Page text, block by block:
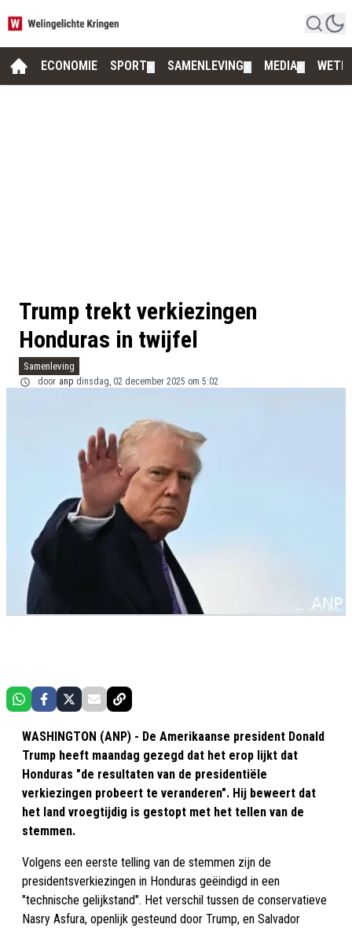
ECONOMIE SPORT SAMENLEVING MEDIA
Trump trekt verkiezingen
Honduras in twijfel
Samenleving
door anp dinsdag, 02 december 2025 om 5:02
WASHINGTON (ANP) - De Amerikaanse president Donald
Trump heeft maandag gezegd dat het erop lijkt dat
Honduras "de resultaten van de presidentiële
verkiezingen probeert te veranderen". Hij beweert dat
het land vroegtijdig is gestopt met het tellen van de
stemmen.
Volgens een eerste telling van de stemmen zijn de
presidentsverkiezingen in Honduras geëindigd in een
"technische gelijkstand". Het verschil tussen de conservatieve
Nasry Asfura, openlijk gesteund door Trump, en Salvador